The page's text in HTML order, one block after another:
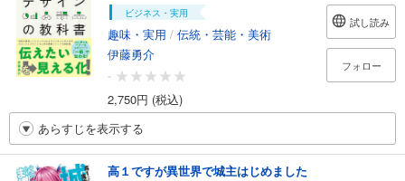
ビジネス・実用
趣味・実用 / 伝統・芸能・美術
伊藤勇介
-
2,750円 (税込)
試し読み
フォロー
あらすじを表示する
高１ですが異世界で城主はじめました